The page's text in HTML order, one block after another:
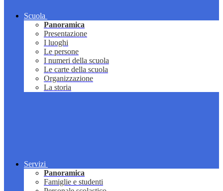
Scuola
Panoramica
Presentazione
I luoghi
Le persone
I numeri della scuola
Le carte della scuola
Organizzazione
La storia
Servizi
Panoramica
Famiglie e studenti